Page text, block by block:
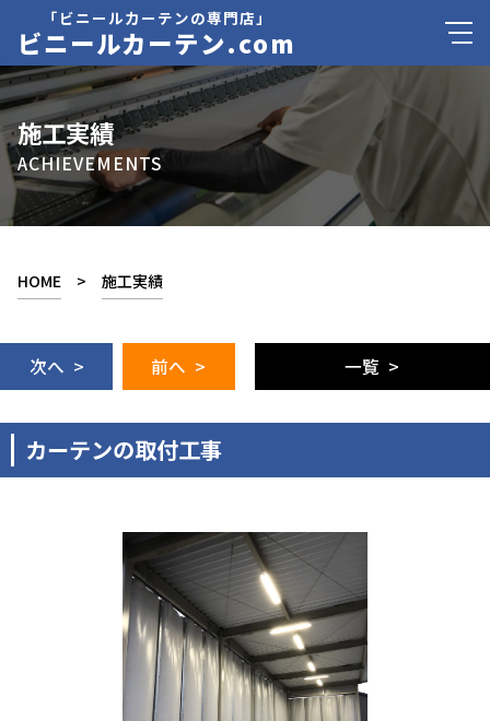
「ビニールカーテンの専門店」
ビニールカーテン.com
施工実績
ACHIEVEMENTS
HOME > 施工実績
次へ > 前へ > 一覧 >
カーテンの取付工事